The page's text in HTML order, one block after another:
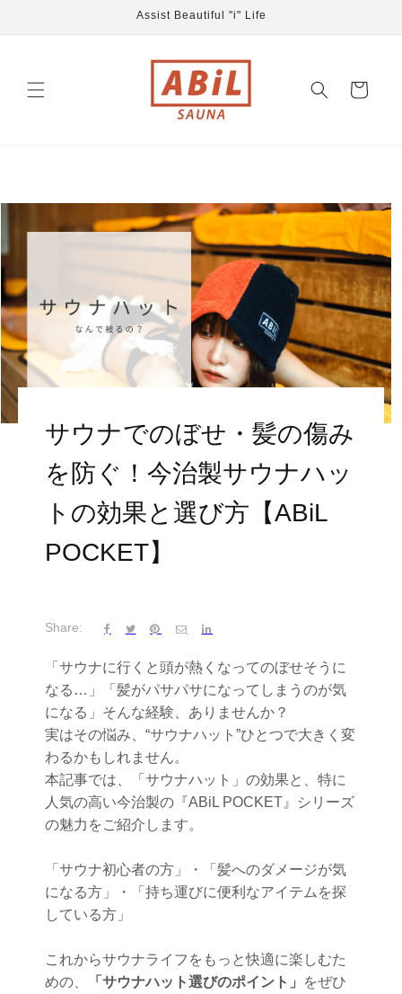
進む
Assist Beautiful "i" Life
ー
サウナでのぼせ・髪の傷み
を防ぐ！今治製サウナハッ
トの効果と選び方【ABiL
POCKET】
Share:
「サウナに行くと頭が熱くなってのぼせそうに
なる…」「髪がパサパサになってしまうのが気
になる」 そんな経験、ありませんか？
実はその悩み、“サウナハット”ひとつで大きく変
わるかもしれません。
本記事では、「サウナハット」の効果と、 特に
人気の高い今治製の『ABiL POCKET』シリーズ
の魅力をご紹介します。
「サウナ初心者の方」・「 髪へのダメージが気
になる方」・「 持ち運びに便利なアイテムを探
している方」
これからサウナライフをもっと快適に楽しむた
めの、
「サウナハット選びのポイント」
をぜひ